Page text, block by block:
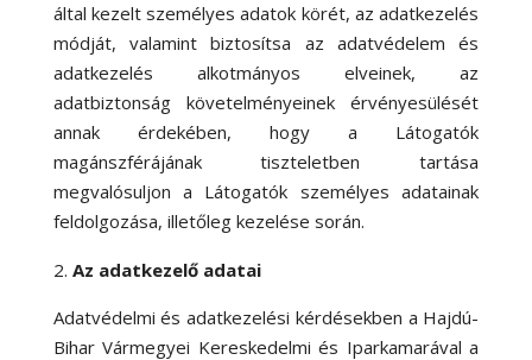
által kezelt személyes adatok körét, az adatkezelés
módját, valamint biztosítsa az adatvédelem és
adatkezelés alkotmányos elveinek, az
adatbiztonság követelményeinek érvényesülését
annak érdekében, hogy a Látogatók
magánszférájának tiszteletben tartása
megvalósuljon a Látogatók személyes adatainak
feldolgozása, illetőleg kezelése során.
Az adatkezelő adatai
Adatvédelmi és adatkezelési kérdésekben a Hajdú-
Bihar Vármegyei Kereskedelmi és Iparkamarával a